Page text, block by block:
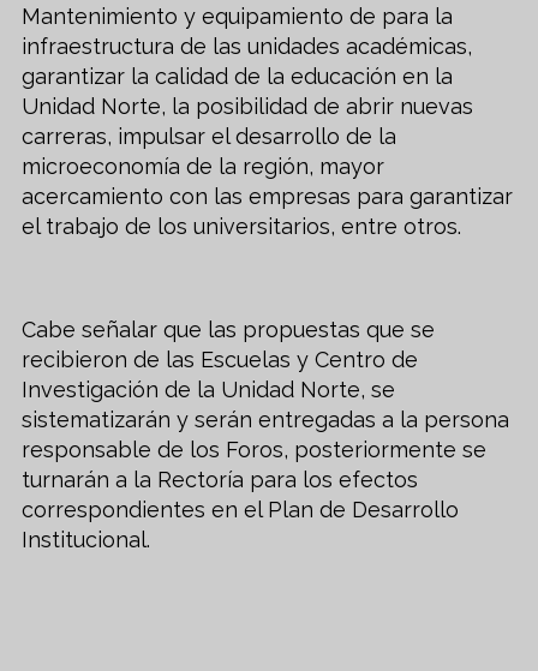
Mantenimiento y equipamiento de para la
infraestructura de las unidades académicas,
garantizar la calidad de la educación en la
Unidad Norte, la posibilidad de abrir nuevas
carreras, impulsar el desarrollo de la
microeconomía de la región, mayor
acercamiento con las empresas para garantizar
el trabajo de los universitarios, entre otros.
Cabe señalar que las propuestas que se
recibieron de las Escuelas y Centro de
Investigación de la Unidad Norte, se
sistematizarán y serán entregadas a la persona
responsable de los Foros, posteriormente se
turnarán a la Rectoría para los efectos
correspondientes en el Plan de Desarrollo
Institucional.